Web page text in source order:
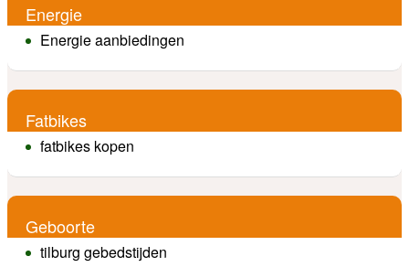
Energie
Energie aanbiedingen
Fatbikes
fatbikes kopen
Geboorte
tilburg gebedstijden